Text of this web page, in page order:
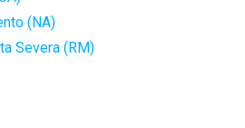
(NA)
Severa (RM)